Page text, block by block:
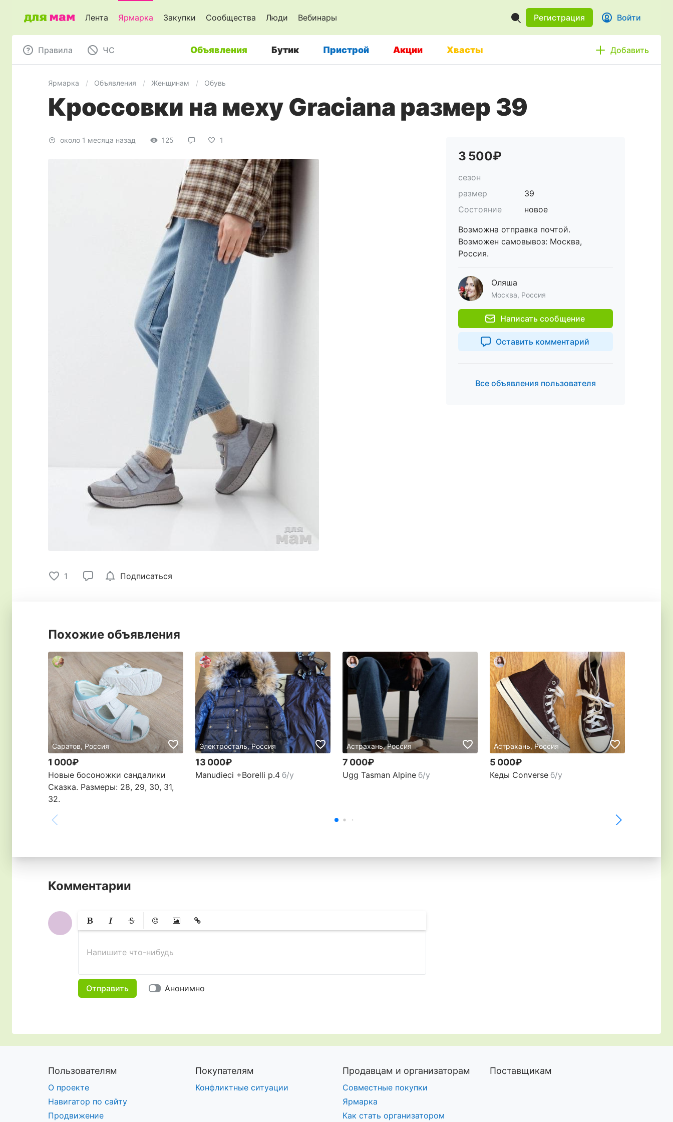
Лента Ярмарка Закупки Сообщества Люди Вебинары Регистрация Войти
Правила ЧC Добавить
Объявления Бутик Пристрой Акции Хвасты
Ярмарка Объявления Женщинам Обувь
Кроссовки на меху Graciana размер 39
около 1 месяца назад 125 1
3 500₽
сезон
размер
39
Состояние
новое
Возможна отправка почтой.
Возможен самовывоз: Москва,
Россия.
Оляша
Москва, Россия
Написать сообщение
Оставить комментарий
Все объявления пользователя
1 Подписаться
Похожие объявления
Саратов, Россия
1 000₽
Новые босоножки сандалики
Сказка. Размеры: 28, 29, 30, 31,
32.
Электросталь, Россия
13 000₽
Manudieci +Borelli р.4 б/у
Астрахань, Россия
7 000₽
Ugg Tasman Alpine б/у
Астрахань, Россия
5 000₽
Кеды Converse б/у
Комментарии
ЖирныйКурсивЗачеркнутый
СмайликиВставить изображение
Вставить ссылку
Напишите что-нибудь
Отправить Анонимно
Пользователям
О проекте
Навигатор по сайту
Продвижение
Покупателям
Конфликтные ситуации
Продавцам и организаторам
Совместные покупки
Ярмарка
Как стать организатором
Поставщикам